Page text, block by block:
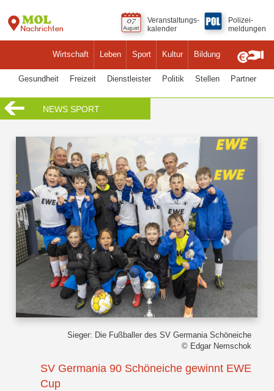
Wirtschaft Leben Sport Kultur Bildung
Veranstaltungs-
kalender
Polizei-
meldungen
Gesundheit Freizeit Dienstleister Politik Stellen Partner
NEWS SPORT
Sieger: Die Fußballer des SV Germania Schöneiche
© Edgar Nemschok
SV Germania 90 Schöneiche gewinnt EWE
Cup